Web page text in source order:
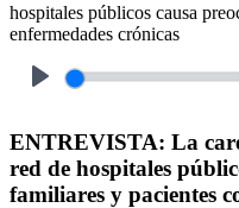
ENTREVISTA: La
red de hospitales
familiares y pacientes